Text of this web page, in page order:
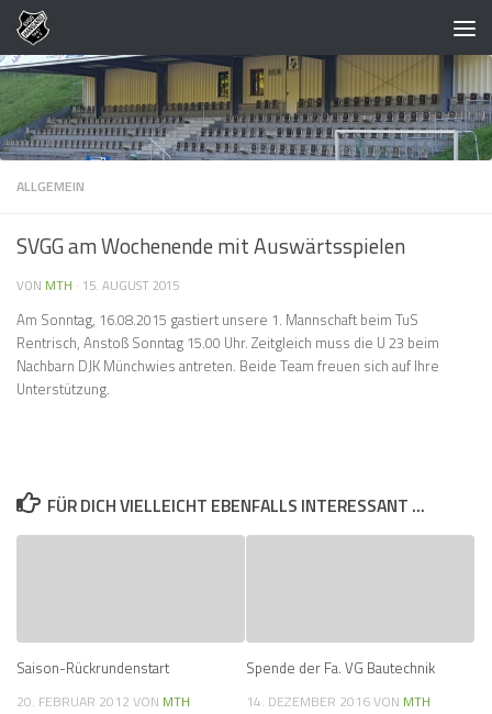
Zum Inhalt springen
ALLGEMEIN
SVGG am Wochenende mit Auswärtsspielen
VON MTH · 15. AUGUST 2015
Am Sonntag, 16.08.2015 gastiert unsere 1. Mannschaft beim TuS
Rentrisch, Anstoß Sonntag 15.00 Uhr. Zeitgleich muss die U 23 beim
Nachbarn DJK Münchwies antreten. Beide Team freuen sich auf Ihre
Unterstützung.
FÜR DICH VIELLEICHT EBENFALLS INTERESSANT …
Saison-Rückrundenstart
20. FEBRUAR 2012 VON MTH
Spende der Fa. VG Bautechnik
14. DEZEMBER 2016VON MTH